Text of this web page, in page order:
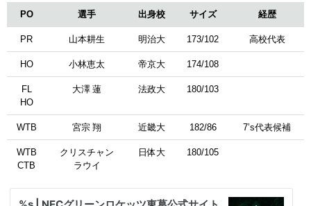
PO 選手 出身校 サイズ 経歴
PR 山本耕生 明治大 173/102 高校代表
HO 小林恵太 帝京大 174/108
FL
HO
大澤 蓮 法政大 180/103
WTB 宮宗 翔 近畿大 182/86 7’s代表候補
WTB
CTB
クリスチャン
ラウイ
日体大 180/105